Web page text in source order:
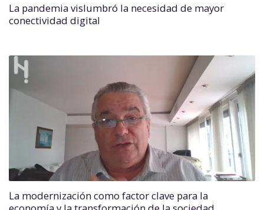
La pandemia vislumbró la necesidad de mayor
conectividad digital
La modernización como factor clave para la